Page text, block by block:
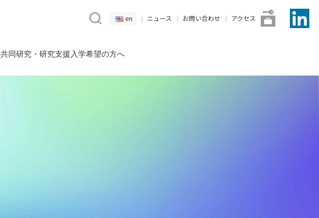
en ニュース お問い合わせ アクセス
共同研究・研究支援 入学希望の方へ